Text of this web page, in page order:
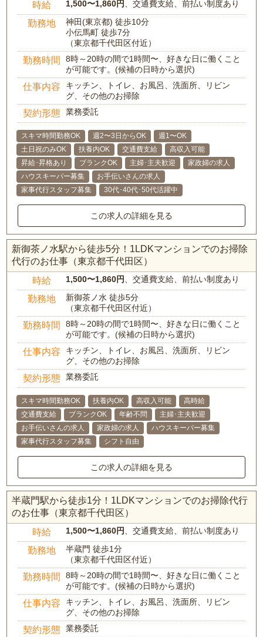
時給 1,500〜1,860円 、交通費支給、前払い制度あり
勤務地
神田(東京都) 徒歩10分
小伝馬町 徒歩7分
（東京都千代田区付近）
勤務時間
8時～20時の間で1時間〜、好きな日に働くこと
が可能です。(候補の日時から選択)
仕事内容
キッチン、トイレ、お風呂、洗面所、リビン
グ、その他のお掃除
契約形態 業務委託
スキマ時間勤務OK 週2〜3日からOK
週1〜OK
土日祝のみOK
扶養内OK 交通費支給
高収入可能
昇給･昇格あり
ブランクOK 主婦･主夫歓迎
家政婦の求人
ハウスキーパー募集
お手伝いさんの求人
家事代行スタッフ募集
30代･40代･50代活躍中
この求人の詳細を見る
新御茶ノ水駅から徒歩5分！1LDKマンションでのお掃除
代行のお仕事（東京都千代田区）
時給 1,500〜1,860円 、交通費支給、前払い制度あり
勤務地
新御茶ノ水 徒歩5分
（東京都千代田区付近）
勤務時間
8時～20時の間で1時間〜、好きな日に働くこと
が可能です。(候補の日時から選択)
仕事内容
キッチン、トイレ、お風呂、洗面所、リビン
グ、その他のお掃除
契約形態 業務委託
スキマ時間勤務OK 扶養内OK 高収入可能
高時給
交通費支給
ブランクOK 年齢不問
主婦･主夫歓迎
お手伝いさんの求人
家政婦の求人
ハウスキーパー募集
家事代行スタッフ募集
シフト自由
この求人の詳細を見る
半蔵門駅から徒歩1分！1LDKマンションでのお掃除代行
のお仕事（東京都千代田区）
時給 1,500〜1,860円 、交通費支給、前払い制度あり
勤務地
半蔵門 徒歩1分
（東京都千代田区付近）
勤務時間
8時～20時の間で1時間〜、好きな日に働くこと
が可能です。(候補の日時から選択)
仕事内容
キッチン、トイレ、お風呂、洗面所、リビン
グ、その他のお掃除
契約形態 業務委託